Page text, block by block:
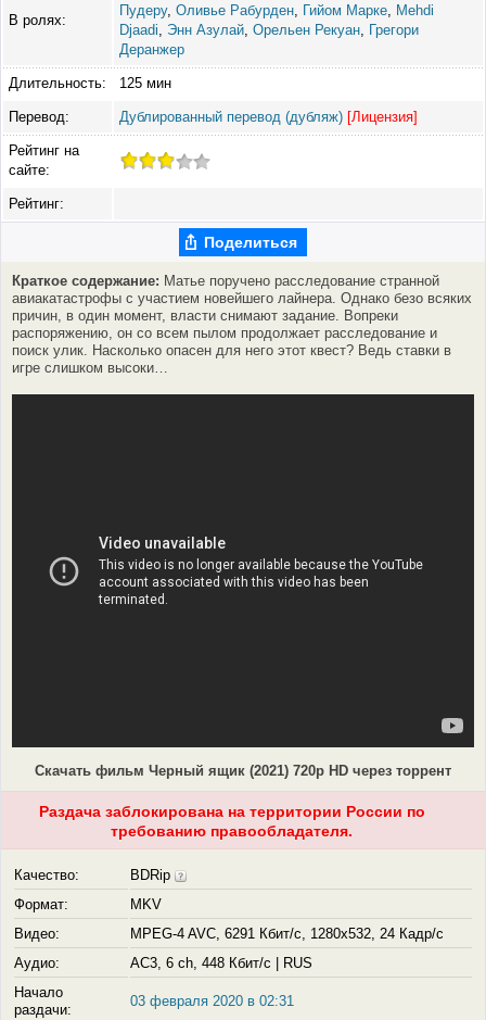
В ролях:
Пудеру, Оливье Рабурден Гийом Марке
Mehdi
Djaadi
Энн Азулай Орельен Рекуан
Грегори
Деранжер
Длительность: 125 мин
Перевод: Дублированный перевод (дубляж) [Лицензия]
Рейтинг на
сайте:
Рейтинг:
Поделиться
Краткое содержание: Матье поручено расследование странной
авиакатастрофы с участием новейшего лайнера. Однако безо всяких
причин, в один момент, власти снимают задание. Вопреки
распоряжению, он со всем пылом продолжает расследование и
поиск улик. Насколько опасен для него этот квест? Ведь ставки в
игре слишком высоки…
Скачать фильм Черный ящик (2021) 720p HD через торрент
Раздача заблокирована на территории России по
требованию правообладателя.
Качество:
BDRip
Формат:
MKV
Видео:
MPEG-4 AVC, 6291 Кбит/с, 1280x532, 24 Кадр/с
Аудио:
AC3, 6 ch, 448 Кбит/с | RUS
Начало
раздачи:
03 февраля 2020 в 02:31